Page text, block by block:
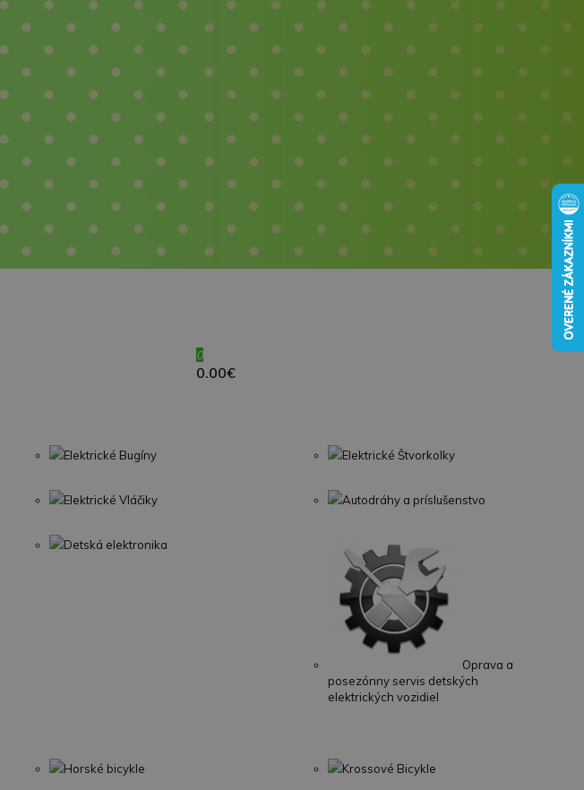
0
0.00€
Elektrické Bugíny Elektrické Štvorkolky
Elektrické Vláčiky Autodráhy a príslušenstvo
Detská elektronika
Oprava a
posezónny servis detských
elektrických vozidiel
Horské bicykle Krossové Bicykle